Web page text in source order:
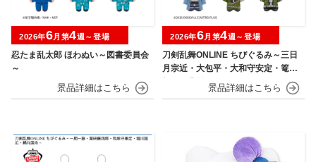
忍たま乱太郎 ほわぬい～図書委員会
～
2026年6月第4週～登場
刀剣乱舞ONLINE ちびぐるみ～三日
月宗近・大包平・大和守安定・篭手
切江・豊前江～
2026年6月第4週～登場